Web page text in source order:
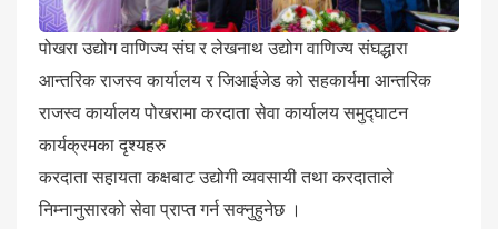
पोखरा उद्योग वाणिज्य संघ र लेखनाथ उद्योग वाणिज्य संघद्धारा
आन्तरिक राजस्व कार्यालय र जिआईजेड को सहकार्यमा आन्तरिक
राजस्व कार्यालय पोखरामा करदाता सेवा कार्यालय समुद्घाटन
कार्यक्रमका दृश्यहरु
करदाता सहायता कक्षबाट उद्योगी व्यवसायी तथा करदाताले
निम्नानुसारको सेवा प्राप्त गर्न सक्नुहुनेछ ।